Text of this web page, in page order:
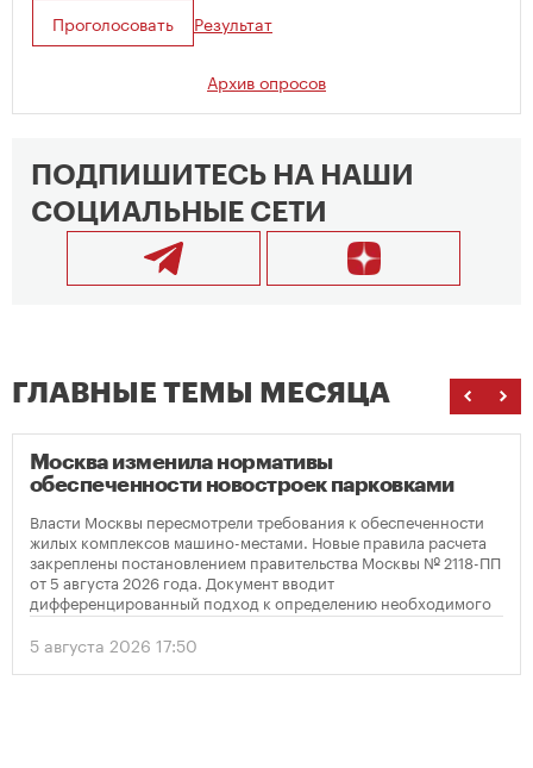
Проголосовать Результат
Архив опросов
ПОДПИШИТЕСЬ НА НАШИ
СОЦИАЛЬНЫЕ СЕТИ
ГЛАВНЫЕ ТЕМЫ МЕСЯЦА
Москва изменила нормативы
обеспеченности новостроек парковками
Власти Москвы пересмотрели требования к обеспеченности
жилых комплексов машино-местами. Новые правила расчета
закреплены постановлением правительства Москвы № 2118-ПП
от 5 августа 2026 года. Документ вводит
дифференцированный подход к определению необходимого
количества парковок в зависимости от площади квартир и
устанавливает переходный период для уже согласованных
проектов.
5 августа 2026 17:50